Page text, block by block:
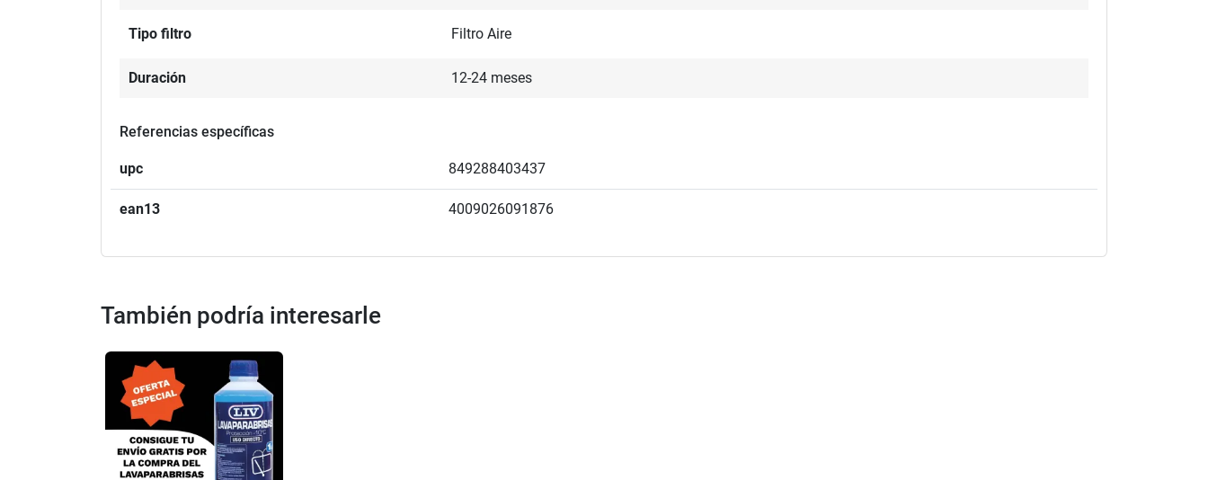
Tipo filtro Filtro Aire
Duración 12-24 meses
Referencias específicas
upc 849288403437
ean13 4009026091876
También podría interesarle